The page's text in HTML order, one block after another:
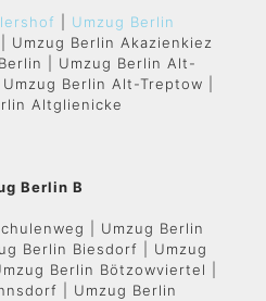
Umzug Berlin
| Umzug Berlin Akazienkiez
| Umzug Berlin Alt-
Berlin Alt-Treptow |
Altglienicke
Berlin B
| Umzug Berlin
Berlin Biesdorf | Umzug
Berlin Bötzowviertel |
| Umzug Berlin